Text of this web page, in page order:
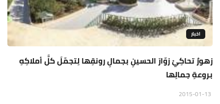
اخبار
زهورٌ تحاكِيْ زوّارَ الحسينِ بجمالِ رونقِها لِتجمّلَ كلَّ أملاكِهِ
بروعةِ جمالِها